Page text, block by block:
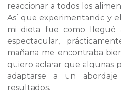
reaccionar a todos los
Así que experimentando y
mi dieta fue como llegué
espectacular,
mañana me encontraba
quiero aclarar que algunas
adaptarse a un
resultados.